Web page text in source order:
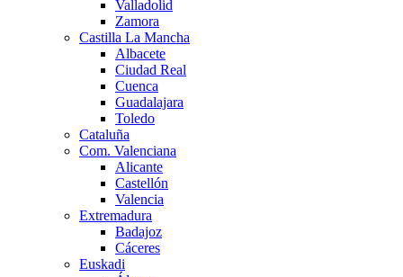
Valladolid
Zamora
Castilla La Mancha
Albacete
Ciudad Real
Cuenca
Guadalajara
Toledo
Cataluña
Com. Valenciana
Alicante
Castellón
Valencia
Extremadura
Badajoz
Cáceres
Euskadi